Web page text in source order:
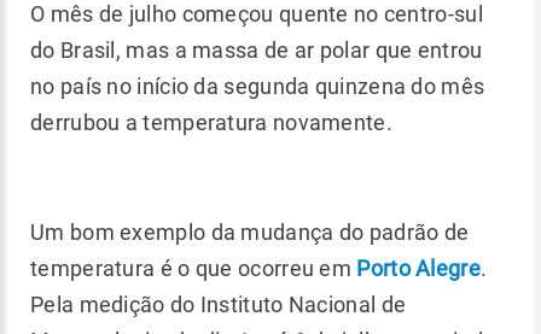
O mês de julho começou quente no centro-sul
do Brasil, mas a massa de ar polar que entrou
no país no início da segunda quinzena do mês
derrubou a temperatura novamente.
Um bom exemplo da mudança do padrão de
temperatura é o que ocorreu em Porto Alegre.
Pela medição do Instituto Nacional de